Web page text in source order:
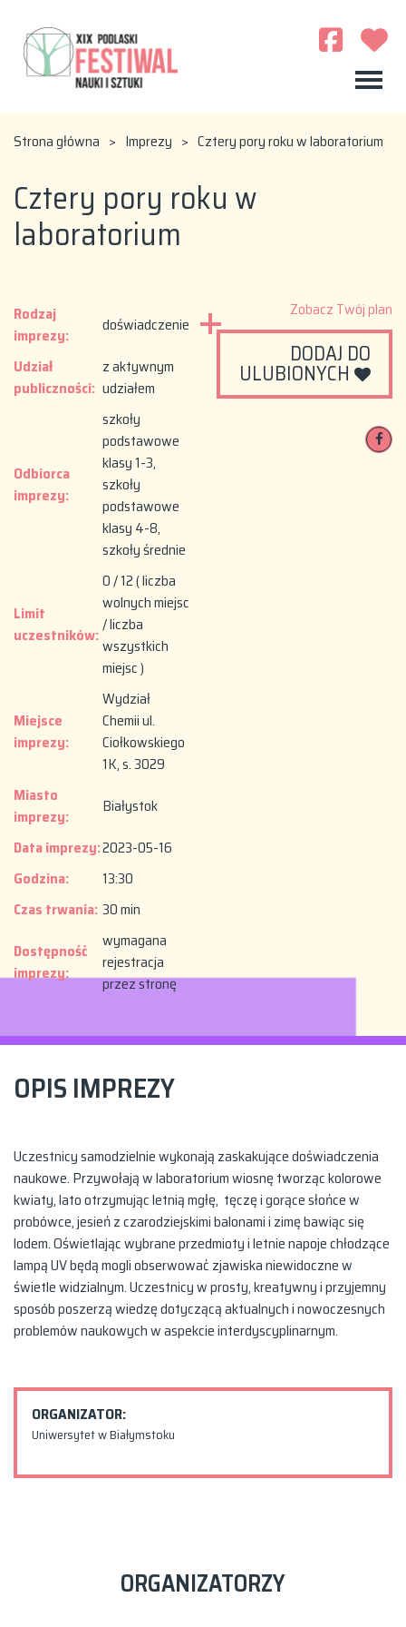
Strona główna > Imprezy > Cztery pory roku w laboratorium
Cztery pory roku w
laboratorium
Rodzaj
imprezy:
doświadczenie
Udział
publiczności:
z aktywnym
udziałem
Odbiorca
imprezy:
szkoły
podstawowe
klasy 1-3,
szkoły
podstawowe
klasy 4-8,
szkoły średnie
Limit
uczestników:
0 / 12 ( liczba
wolnych miejsc
/ liczba
wszystkich
miejsc )
Miejsce
imprezy:
Wydział
Chemii ul.
Ciołkowskiego
1K, s. 3029
Miasto
imprezy:
Białystok
Data imprezy:2023-05-16
Godzina:
13:30
Czas trwania: 30 min
Dostępność
imprezy:
wymagana
rejestracja
przez stronę
Zobacz Twój plan
DODAJ DO
ULUBIONYCH
OPIS IMPREZY
Uczestnicy samodzielnie wykonają zaskakujące doświadczenia
naukowe. Przywołają w laboratorium wiosnę tworząc kolorowe
kwiaty, lato otrzymując letnią mgłę, tęczę i gorące słońce w
probówce, jesień z czarodziejskimi balonami i zimę bawiąc się
lodem. Oświetlając wybrane przedmioty i letnie napoje chłodzące
lampą UV będą mogli obserwować zjawiska niewidoczne w
świetle widzialnym. Uczestnicy w prosty, kreatywny i przyjemny
sposób poszerzą wiedzę dotyczącą aktualnych i nowoczesnych
problemów naukowych w aspekcie interdyscyplinarnym.
ORGANIZATOR:
Uniwersytet w Białymstoku
ORGANIZATORZY